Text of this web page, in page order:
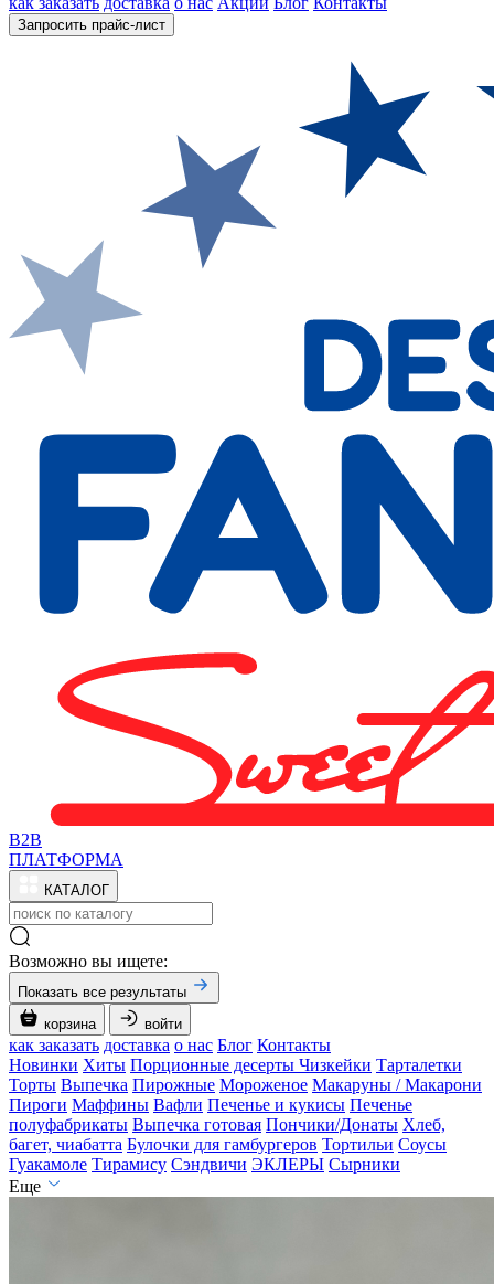
Запросить прайс-лист
B2B
ПЛАТФОРМА
КАТАЛОГ
Возможно вы ищете:
Показать все результаты
корзина
войти
как заказать доставка о нас Блог Контакты
Новинки Хиты Порционные десерты Чизкейки Тарталетки
Торты Выпечка Пирожные Мороженое Макаруны / Макарони
Пироги Маффины Вафли Печенье и кукисы Печенье
полуфабрикаты Выпечка готовая Пончики/Донаты Хлеб,
багет, чиабатта Булочки для гамбургеров Тортильи Соусы
Гуакамоле Тирамису Сэндвичи ЭКЛЕРЫ Сырники
Еще